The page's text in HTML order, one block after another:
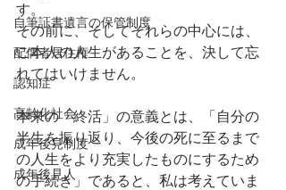
自筆証書遺言の保管制度
配偶者居住権
認知症
高齢化社会
成年後見制度
成年後見人
す。
その前に、そしてそれらの中心には、
ご本人の人生があることを、決して忘
れてはいけません。
本来の「終活」の意義とは、「自分の
半生を振り返り、今後の死に至るまで
の人生をより充実したものにするため
の手続き」であると、私は考えていま